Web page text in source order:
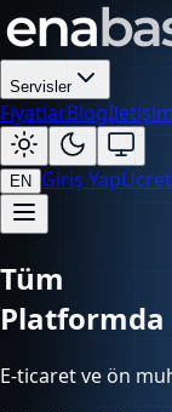
Servisler
FiyatlarBlogİletişim
EN Giriş Yap
Tüm
E-ticaret ve ön
Daha önce böyle